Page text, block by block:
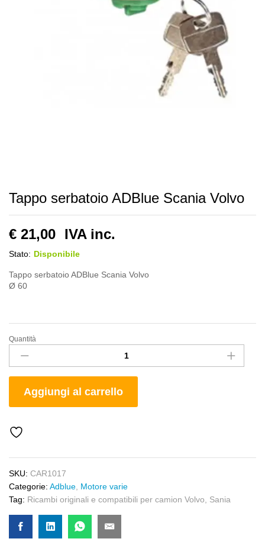
Tappo serbatoio ADBlue Scania Volvo
€ 21,00 IVA inc.
Stato: Disponibile
Tappo serbatoio ADBlue Scania Volvo
Ø 60
Tappo
serbatoio
ADBlue
Scania
Volvo
quantity
Quantità
Aggiungi al carrello
SKU: CAR1017
Categorie: Adblue Motore varie
Tag: Ricambi originali e compatibili per camion Volvo Sania